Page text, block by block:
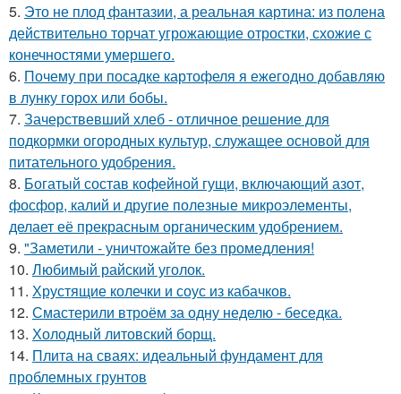
5. Это не плод фантазии, а реальная картина: из полена
действительно торчат угрожающие отростки, схожие с
конечностями умершего.
6. Почему при посадке картофеля я ежегодно добавляю
в лунку горох или бобы.
7. Зачерствевший хлеб - отличное решение для
подкормки огородных культур, служащее основой для
питательного удобрения.
8. Богатый состав кофейной гущи, включающий азот,
фосфор, калий и другие полезные микроэлементы,
делает её прекрасным органическим удобрением.
9. "Заметили - уничтожайте без промедления!
10. Любимый райский уголок.
11. Хрустящие колечки и соус из кабачков.
12. Смастерили втроём за одну неделю - беседка.
13. Холодный литовский борщ.
14. Плита на сваях: идеальный фундамент для
проблемных грунтов